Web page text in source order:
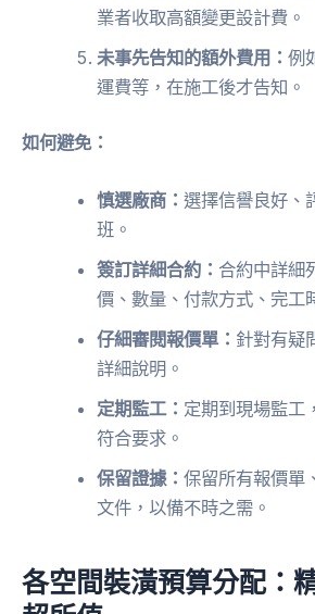
業者收取高額變更設計費。
未事先告知的額外費用：例
運費等，在施工後才告知。
如何避免：
慎選廠商：選擇信譽良好、
班。
簽訂詳細合約： 合約中詳細
價、數量、付款方式、完工
仔細審閱報價單： 針對有疑
詳細說明。
定期監工： 定期到現場監工
符合要求。
保留證據：保留所有報價單
文件，以備不時之需。
各空間裝潢預算分配：